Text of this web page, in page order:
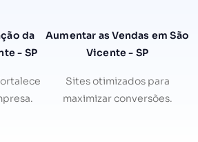
da
- SP
Aumentar as Vendas em São
Vicente - SP
Sites otimizados para
maximizar conversões.